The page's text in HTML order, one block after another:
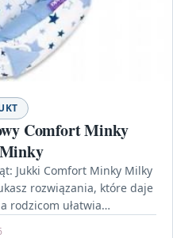
Comfort Minky
Jukki Comfort Minky Milky
rozwiązania, które daje
rodzicom ułatwia